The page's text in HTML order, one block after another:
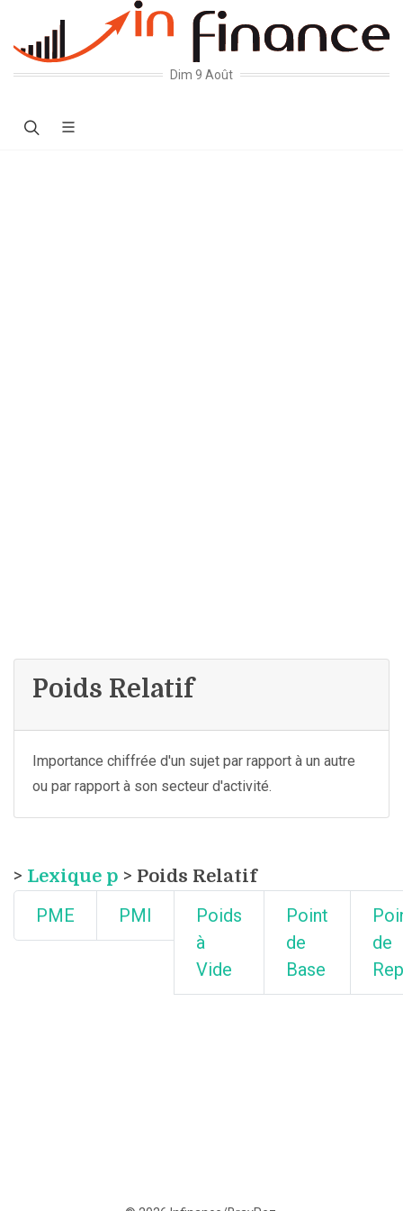
Dim 9 Août
Poids Relatif
Importance chiffrée d'un sujet par rapport à un autre
ou par rapport à son secteur d'activité.
> Lexique p > Poids Relatif
PME PMI
Poids
à
Vide
Point
de
Base
de